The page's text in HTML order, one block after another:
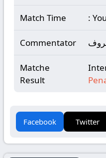
Match Time :
Commentator
Matche
Result
Facebook Twitter